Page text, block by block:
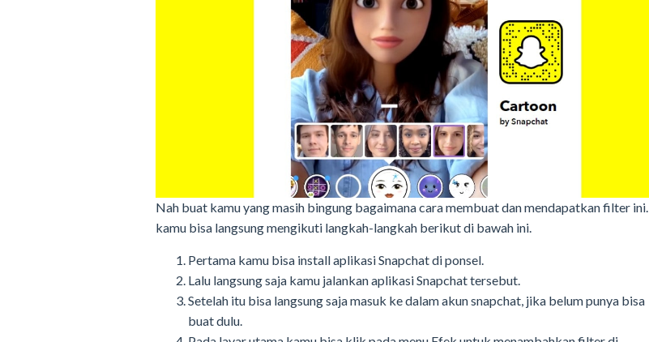
Nah buat kamu yang masih bingung bagaimana cara membuat dan mendapatkan filter ini.
kamu bisa langsung mengikuti langkah-langkah berikut di bawah ini.
Pertama kamu bisa install aplikasi Snapchat di ponsel.
Lalu langsung saja kamu jalankan aplikasi Snapchat tersebut.
Setelah itu bisa langsung saja masuk ke dalam akun snapchat, jika belum punya bisa
buat dulu.